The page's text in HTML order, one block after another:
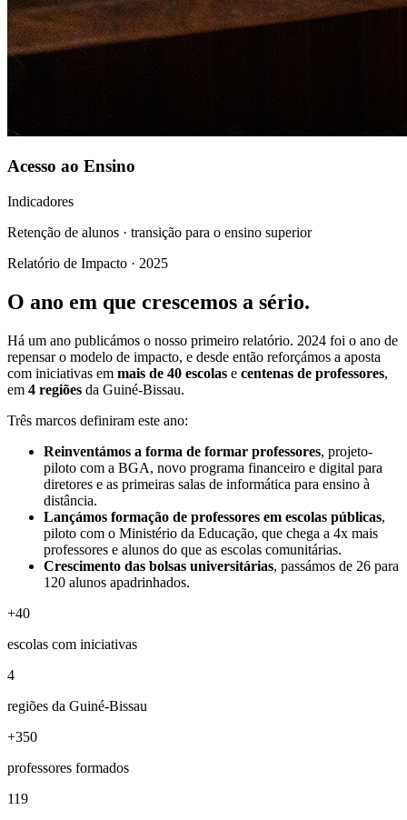
Acesso ao Ensino
Indicadores
Retenção de alunos · transição para o ensino superior
Relatório de Impacto · 2025
O ano em que crescemos a sério.
Há um ano publicámos o nosso primeiro relatório. 2024 foi o ano de
repensar o modelo de impacto, e desde então reforçámos a aposta
com iniciativas em mais de 40 escolas e centenas de professores,
em 4 regiões da Guiné-Bissau.
Três marcos definiram este ano:
Reinventámos a forma de formar professores, projeto-
piloto com a BGA, novo programa financeiro e digital para
diretores e as primeiras salas de informática para ensino à
distância.
Lançámos formação de professores em escolas públicas,
piloto com o Ministério da Educação, que chega a 4x mais
professores e alunos do que as escolas comunitárias.
Crescimento das bolsas universitárias, passámos de 26 para
120 alunos apadrinhados.
+40
escolas com iniciativas
4
regiões da Guiné-Bissau
+350
professores formados
119